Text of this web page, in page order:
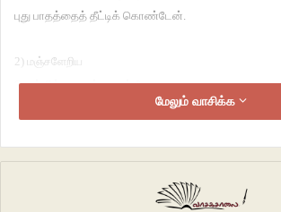
புது பாதத்தைத் தீட்டிக் கொண்டேன்.
2) மஞ்சளேறிய
டொப்ளிக்கா பழங்களைப் போல
மேலும் வாசிக்க